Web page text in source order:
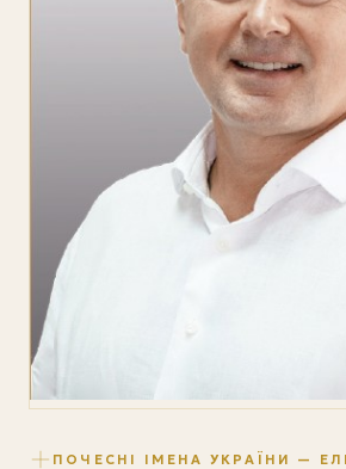
ПОЧЕСНІ ІМЕНА УКРАЇНИ —